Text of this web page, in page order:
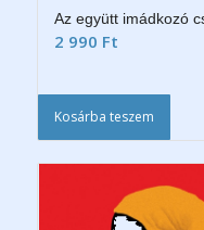
Az együtt imádkozó
2 990 Ft
Kosárba teszem